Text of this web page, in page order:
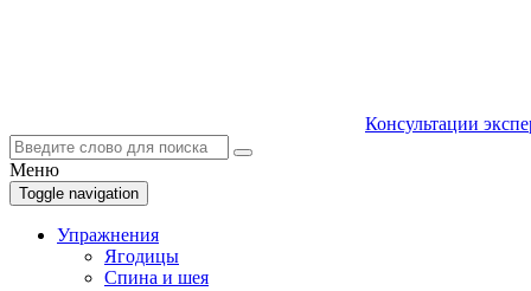
Консультации
Меню
Toggle navigation
Упражнения
Ягодицы
Спина и шея